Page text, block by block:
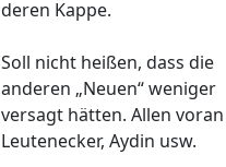
deren Kappe.
Soll nicht heißen, dass die
anderen „Neuen“ weniger
versagt hätten. Allen voran
Leutenecker, Aydin usw.